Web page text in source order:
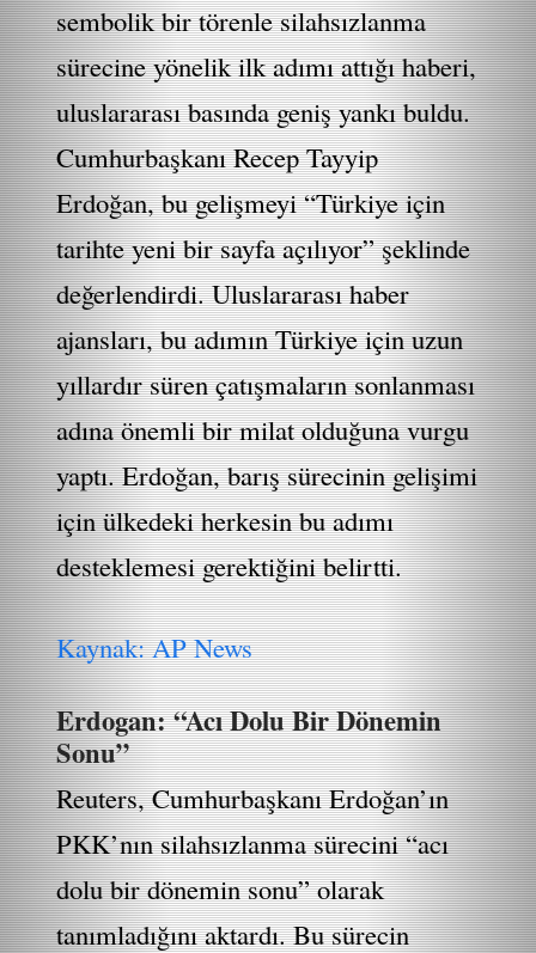
sembolik bir törenle silahsızlanma
sürecine yönelik ilk adımı attığı haberi,
uluslararası basında geniş yankı buldu.
Cumhurbaşkanı Recep Tayyip
Erdoğan, bu gelişmeyi “Türkiye için
tarihte yeni bir sayfa açılıyor” şeklinde
değerlendirdi. Uluslararası haber
ajansları, bu adımın Türkiye için uzun
yıllardır süren çatışmaların sonlanması
adına önemli bir milat olduğuna vurgu
yaptı. Erdoğan, barış sürecinin gelişimi
için ülkedeki herkesin bu adımı
desteklemesi gerektiğini belirtti.
Kaynak: AP News
Erdogan: “Acı Dolu Bir Dönemin
Sonu”
Reuters, Cumhurbaşkanı Erdoğan’ın
PKK’nın silahsızlanma sürecini “acı
dolu bir dönemin sonu” olarak
tanımladığını aktardı. Bu sürecin